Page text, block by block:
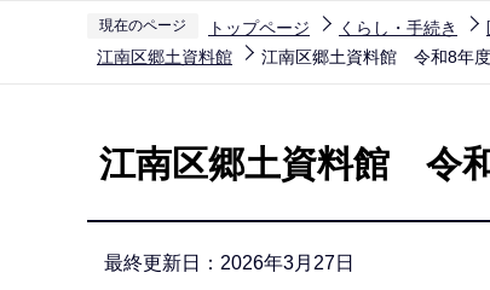
現在のページ トップページ くらし・手続き
江南区郷土資料館
江南区郷土資料館 令和8年
江南区郷土資料館 令
最終更新日：2026年3月27日